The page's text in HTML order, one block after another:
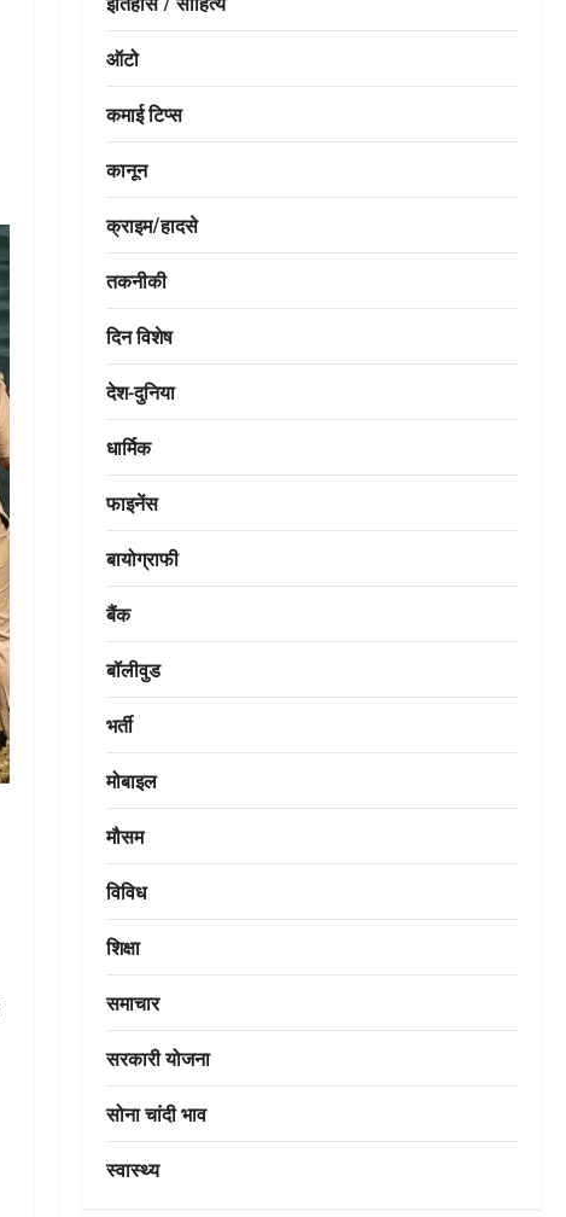
ऑटो
कमाई टिप्स
कानून
क्राइम/हादसे
तकनीकी
दिन विशेष
देश-दुनिया
धार्मिक
फाइनेंस
बायोग्राफी
बैंक
बॉलीवुड
भर्ती
मोबाइल
मौसम
विविध
शिक्षा
समाचार
सरकारी योजना
सोना चांदी भाव
स्वास्थ्य